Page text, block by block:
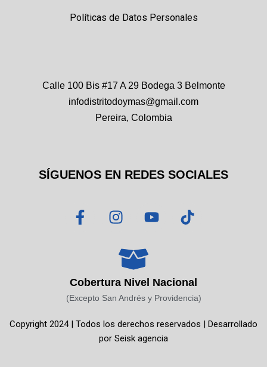
Políticas de Datos Personales
Calle 100 Bis #17 A 29 Bodega 3 Belmonte
infodistritodoymas@gmail.com
Pereira, Colombia
SÍGUENOS EN REDES SOCIALES
F
a
o
o
-
I
n
t
a
g
r
m
Y
o
b
e
T
i
k
Cobertura Nivel Nacional
(Excepto San Andrés y Providencia)
Copyright 2024 | Todos los derechos reservados | Desarrollado
por Seisk agencia